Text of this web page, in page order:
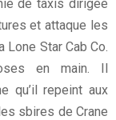
de taxis dirigée
et attaque les
Star Cab Co.
en main. Il
qu’il repeint aux
sbires de Crane